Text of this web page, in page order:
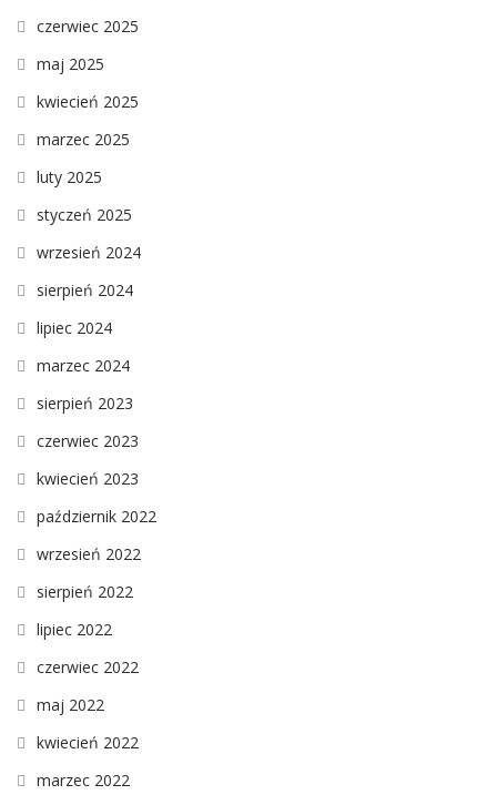
czerwiec 2025
maj 2025
kwiecień 2025
marzec 2025
luty 2025
styczeń 2025
wrzesień 2024
sierpień 2024
lipiec 2024
marzec 2024
sierpień 2023
czerwiec 2023
kwiecień 2023
październik 2022
wrzesień 2022
sierpień 2022
lipiec 2022
czerwiec 2022
maj 2022
kwiecień 2022
marzec 2022